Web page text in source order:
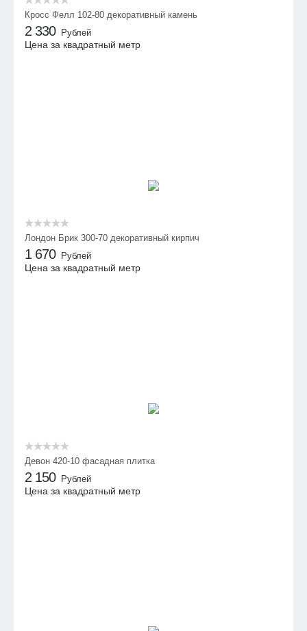
Кросс Фелл 102-80 декоративный камень
2 330 Рублей
Цена за квадратный метр
Лондон Брик 300-70 декоративный кирпич
1 670 Рублей
Цена за квадратный метр
Девон 420-10 фасадная плитка
2 150 Рублей
Цена за квадратный метр